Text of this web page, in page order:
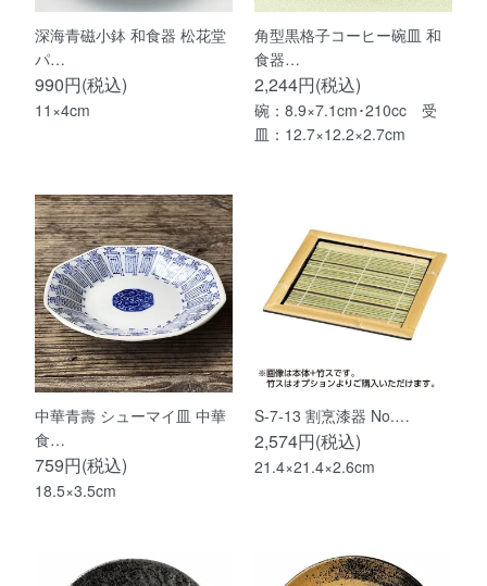
深海青磁小鉢 和食器 松花堂
パ…
990円(税込)
11×4cm
角型黒格子コーヒー碗皿 和
食器…
2,244円(税込)
碗：8.9×7.1cm･210cc 受
皿：12.7×12.2×2.7cm
中華青壽 シューマイ皿 中華
食…
759円(税込)
18.5×3.5cm
S-7-13 割烹漆器 No.…
2,574円(税込)
21.4×21.4×2.6cm